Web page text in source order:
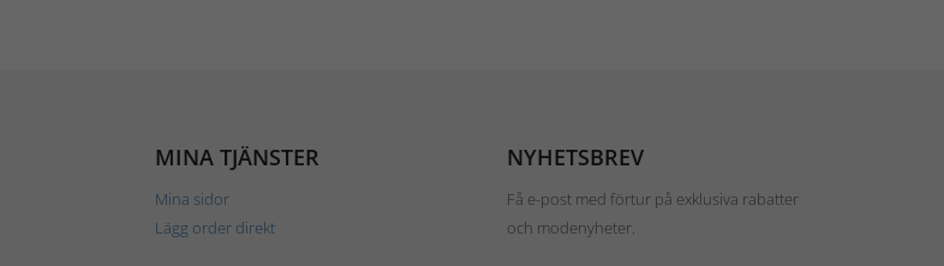
MINA TJÄNSTER
Mina sidor
Lägg order direkt
NYHETSBREV
Få e-post med förtur på exklusiva rabatter
och modenyheter.